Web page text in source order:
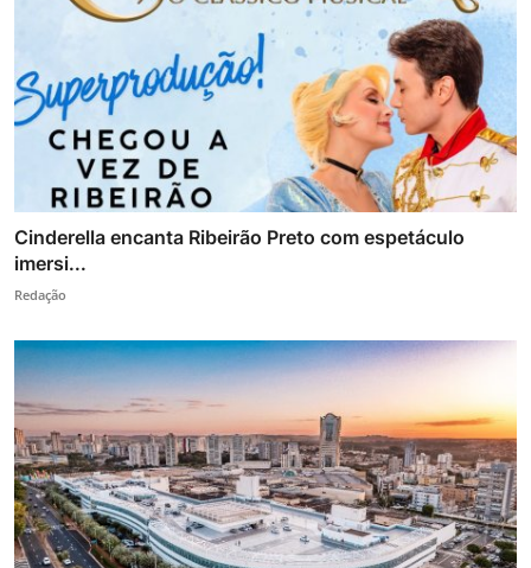
Cinderella encanta Ribeirão Preto com espetáculo
imersi...
Redação